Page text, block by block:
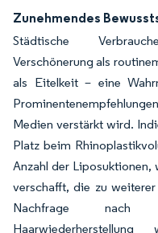
Zunehmendes
Städtische
Verschönerung als
als Eitelkeit – eine
Medien verstärkt wird.
Platz beim
Anzahl der Liposuktionen,
verschafft, die zu
Nachfrage nach